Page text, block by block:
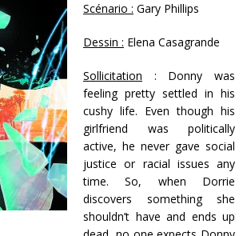
Scénario : Gary Phillips
Dessin : Elena Casagrande
Sollicitation : Donny was
feeling pretty settled in his
cushy life. Even though his
girlfriend was politically
active, he never gave social
justice or racial issues any
time. So, when Dorrie
discovers something she
shouldn’t have and ends up